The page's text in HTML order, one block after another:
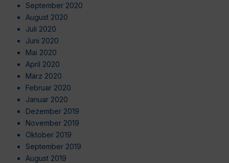
September 2020
August 2020
Juli 2020
Juni 2020
Mai 2020
April 2020
März 2020
Februar 2020
Januar 2020
Dezember 2019
November 2019
Oktober 2019
September 2019
August 2019